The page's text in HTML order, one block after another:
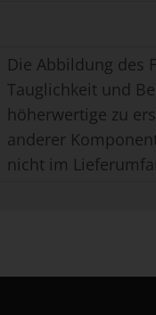
Die Abbildung des
Tauglichkeit und
höherwertige zu
anderer
nicht im